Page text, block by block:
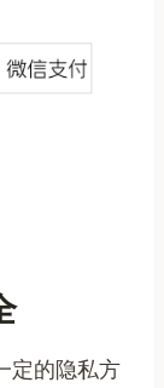
定的隐私方